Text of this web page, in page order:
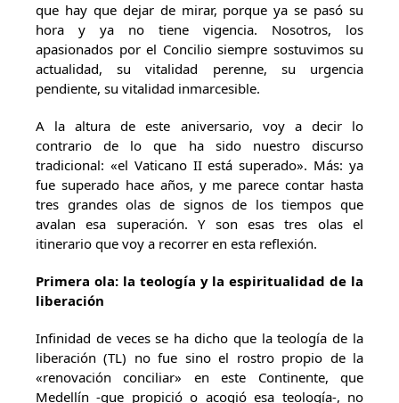
que hay que dejar de mirar, porque ya se pasó su
hora y ya no tiene vigencia. Nosotros, los
apasionados por el Concilio siempre sostuvimos su
actualidad, su vitalidad perenne, su urgencia
pendiente, su vitalidad inmarcesible.
A la altura de este aniversario, voy a decir lo
contrario de lo que ha sido nuestro discurso
tradicional: «el Vaticano II está superado». Más: ya
fue superado hace años, y me parece contar hasta
tres grandes olas de signos de los tiempos que
avalan esa superación. Y son esas tres olas el
itinerario que voy a recorrer en esta reflexión.
Primera ola: la teología y la espiritualidad de la
liberación
Infinidad de veces se ha dicho que la teología de la
liberación (TL) no fue sino el rostro propio de la
«renovación conciliar» en este Continente, que
Medellín -que propició o acogió esa teología-, no